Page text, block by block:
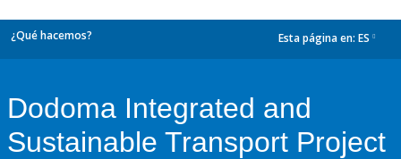
¿Qué hacemos? Esta página en: ES
Dodoma Integrated and
Sustainable Transport Project